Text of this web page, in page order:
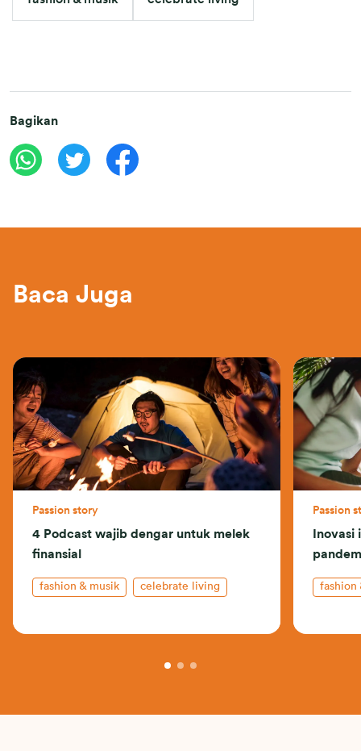
Bagikan
Baca Juga
Passion story
4 Podcast wajib dengar untuk melek
finansial
fashion & musik celebrate living
Passion
fashion